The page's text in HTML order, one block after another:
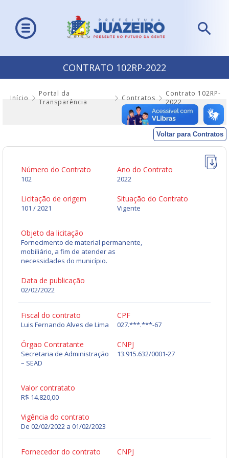
CONTRATO 102RP-2022
Início
Portal da
Transparência
Contratos
Contrato 102RP-
2022
Voltar para Contratos
Número do Contrato
102
Ano do Contrato
2022
Licitação de origem
101 / 2021
Situação do Contrato
Vigente
Objeto da licitação
Fornecimento de material permanente,
mobiliário, a fim de atender as
necessidades do município.
Data de publicação
02/02/2022
Fiscal do contrato
Luis Fernando Alves de Lima
CPF
027.***.***-67
Órgao Contratante
Secretaria de Administração
– SEAD
CNPJ
13.915.632/0001-27
Valor contratato
R$ 14.820,00
Vigência do contrato
De 02/02/2022 a 01/02/2023
Fornecedor do contrato CNPJ